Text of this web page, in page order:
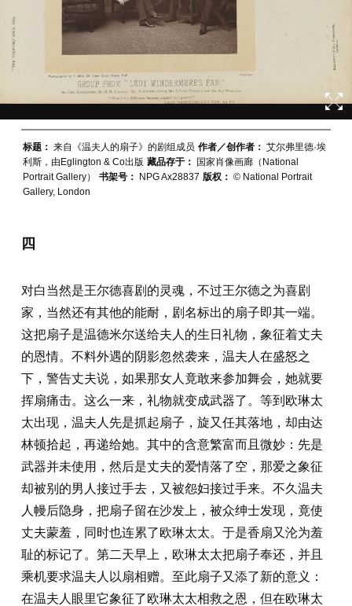
标题： 来自《温夫人的扇子》的剧组成员 作者／创作者： 艾尔弗里德·埃
利斯，由Eglington & Co出版 藏品存于：
国家肖像画廊（National
Portrait Gallery）
书架号： NPG Ax28837 版权： © National Portrait
Gallery, London
四
对白当然是王尔德喜剧的灵魂，不过王尔德之为喜剧
家，当然还有其他的能耐，剧名标出的扇子即其一端。
这把扇子是温德米尔送给夫人的生日礼物，象征着丈夫
的恩情。不料外遇的阴影忽然袭来，温夫人在盛怒之
下，警告丈夫说，如果那女人竟敢来参加舞会，她就要
挥扇痛击。这么一来，礼物就变成武器了。等到欧琳太
太出现，温夫人先是抓起扇子，旋又任其落地，却由达
林顿拾起，再递给她。其中的含意繁富而且微妙：先是
武器并未使用，然后是丈夫的爱情落了空，那爱之象征
却被别的男人接过手去，又被怨妇接过手来。不久温夫
人幔后隐身，把扇子留在沙发上，被众绅士发现，竟使
丈夫蒙羞，同时也连累了欧琳太太。于是香扇又沦为羞
耻的标记了。第二天早上，欧琳太太把扇子奉还，并且
乘机要求温夫人以扇相赠。至此扇子又添了新的意义：
在温夫人眼里它象征了欧琳太太相救之恩，但在欧琳太